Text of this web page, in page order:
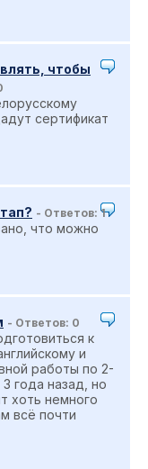
чтобы
сертификат
- Ответов: 1
что можно
- Ответов: 0
к
и
работы по 2-
года назад, но
хоть немного
всё почти